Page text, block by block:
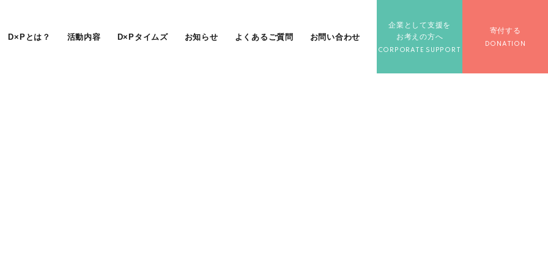
D×Pとは？ 活動内容 D×Pタイムズ お知らせ よくあるご質問 お問い合わせ
企業として支援を
お考えの方へ
寄付する